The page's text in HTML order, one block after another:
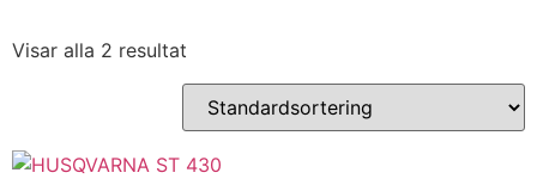
Visar alla 2 resultat